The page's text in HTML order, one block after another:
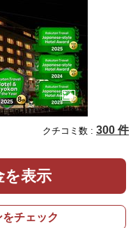
クチコミ数 : 300 件
を表示
チェック